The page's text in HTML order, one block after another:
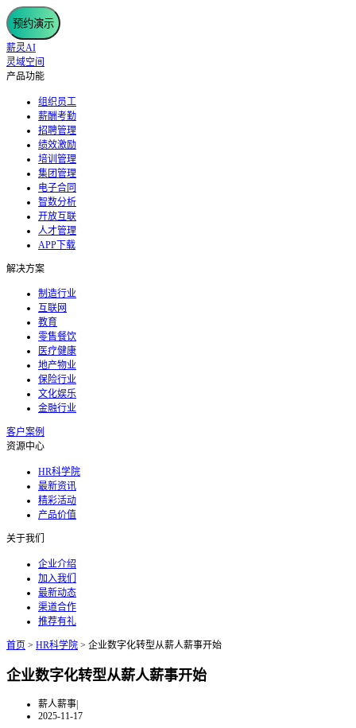
预约演示
薪灵AI
灵域空间
产品功能
组织员工
薪酬考勤
招聘管理
绩效激励
培训管理
集团管理
电子合同
智数分析
开放互联
人才管理
APP下载
解决方案
制造行业
互联网
教育
零售餐饮
医疗健康
地产物业
保险行业
文化娱乐
金融行业
客户案例
资源中心
HR科学院
最新资讯
精彩活动
产品价值
关于我们
企业介绍
加入我们
最新动态
渠道合作
推荐有礼
首页 > HR科学院 > 企业数字化转型从薪人薪事开始
企业数字化转型从薪人薪事开始
薪人薪事|
2025-11-17